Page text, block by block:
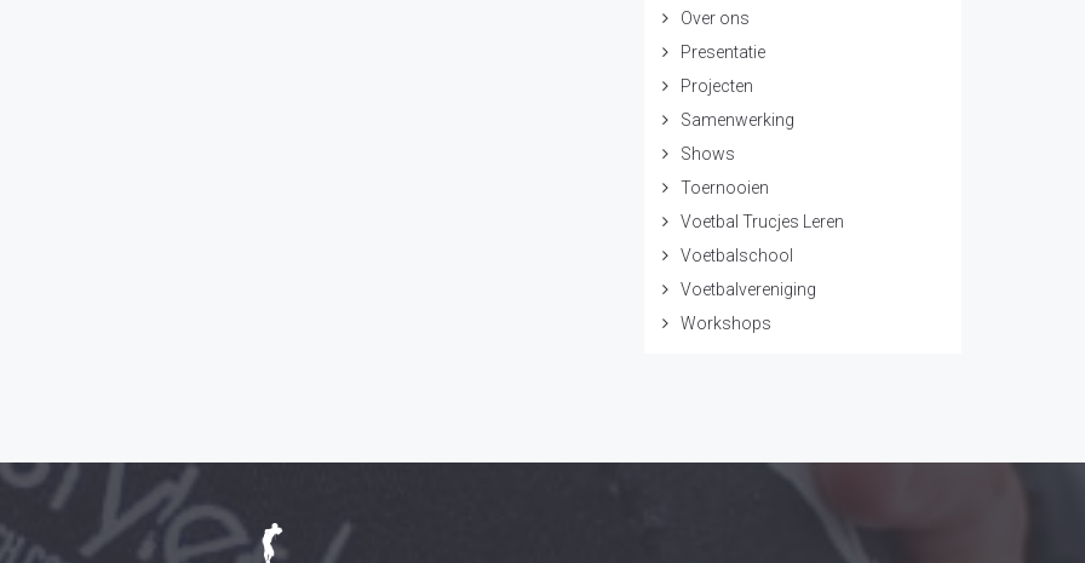
Over ons
Presentatie
Projecten
Samenwerking
Shows
Toernooien
Voetbal Trucjes Leren
Voetbalschool
Voetbalvereniging
Workshops